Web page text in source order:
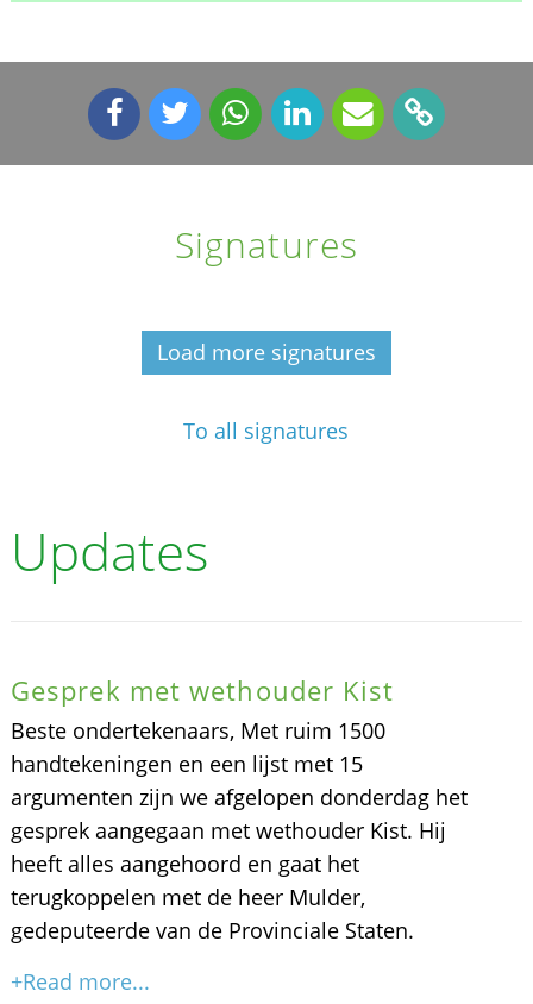
Signatures
Load more signatures
To all signatures
Updates
Gesprek met wethouder Kist
Beste ondertekenaars, Met ruim 1500
handtekeningen en een lijst met 15
argumenten zijn we afgelopen donderdag het
gesprek aangegaan met wethouder Kist. Hij
heeft alles aangehoord en gaat het
terugkoppelen met de heer Mulder,
gedeputeerde van de Provinciale Staten.
+Read more...